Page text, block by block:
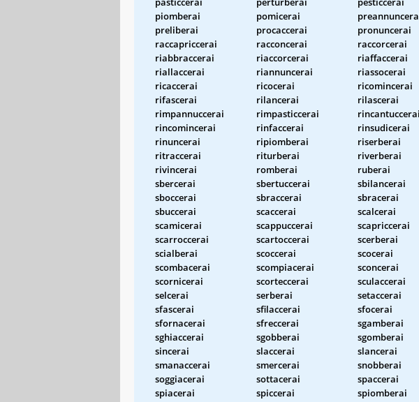
piomberai
pomicerai
preliberai
procaccerai pronuncerai
raccapriccerai
racconcerai raccorcerai
riabbraccerai
riaccorcerai riaffaccerai
riallaccerai
riannuncerai riassocerai
ricaccerai
ricocerai ricomincerai
rifascerai
rilancerai rilascerai
rimpannuccerai
rimpasticcerai rincantuccerai
rincomincerai
rinfaccerai rinsudicerai
rinuncerai
ripiomberai riserberai
ritraccerai
riturberai riverberai
rivincerai
romberai ruberai
sbercerai
sbertuccerai sbilancerai
sboccerai
sbraccerai sbracerai
sbuccerai
scaccerai scalcerai
scamicerai
scappuccerai scapriccerai
scarroccerai
scartoccerai scerberai
scialberai
scoccerai scocerai
scombacerai
scompiacerai sconcerai
scornicerai
scorteccerai sculaccerai
selcerai
serberai setaccerai
sfascerai
sfilaccerai sfocerai
sfornacerai
sfreccerai sgamberai
sghiaccerai
sgobberai sgomberai
sincerai
slaccerai slancerai
smanaccerai
smercerai snobberai
soggiacerai
sottacerai spaccerai
spiacerai
spiccerai spiomberai